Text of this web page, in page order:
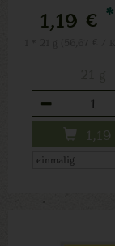
1,19 € *
1,19